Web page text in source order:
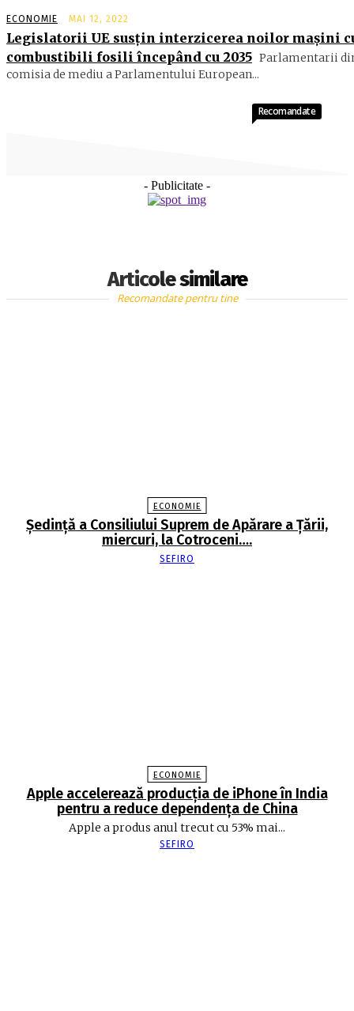
ECONOMIE MAI 12, 2022
Legislatorii UE susțin interzicerea noilor mașini
combustibili fosili începând cu 2035 Parlamentarii
comisia de mediu a Parlamentului European...
- Publicitate -
Articole similare
Recomandate
Recomandate pentru tine
ECONOMIE
Şedinţă a Consiliului Suprem de Apărare a Ţării,
miercuri, la Cotroceni….
SEFIRO
ECONOMIE
Apple accelerează producția de iPhone în India
pentru a reduce dependența de China
Apple a produs anul trecut cu 53% mai...
SEFIRO